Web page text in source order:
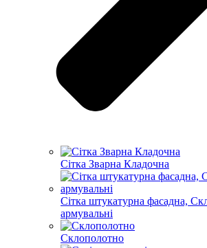
Сітка Зварна Кладочна
Сітка штукатурна фасадна,
армувальні
Склополотно